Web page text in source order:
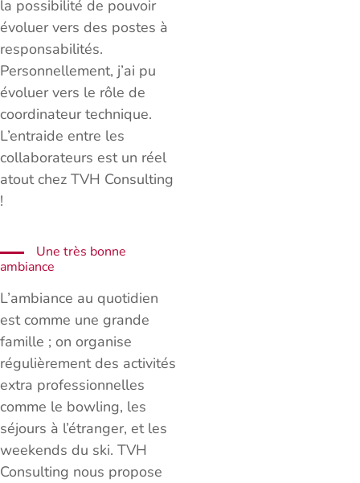
la possibilité de pouvoir
évoluer vers des postes à
responsabilités.
Personnellement, j’ai pu
évoluer vers le rôle de
coordinateur technique.
L’entraide entre les
collaborateurs est un réel
atout chez TVH Consulting
!
Une très bonne
ambiance
L’ambiance au quotidien
est comme une grande
famille ; on organise
régulièrement des activités
extra professionnelles
comme le bowling, les
séjours à l’étranger, et les
weekends du ski. TVH
Consulting nous propose